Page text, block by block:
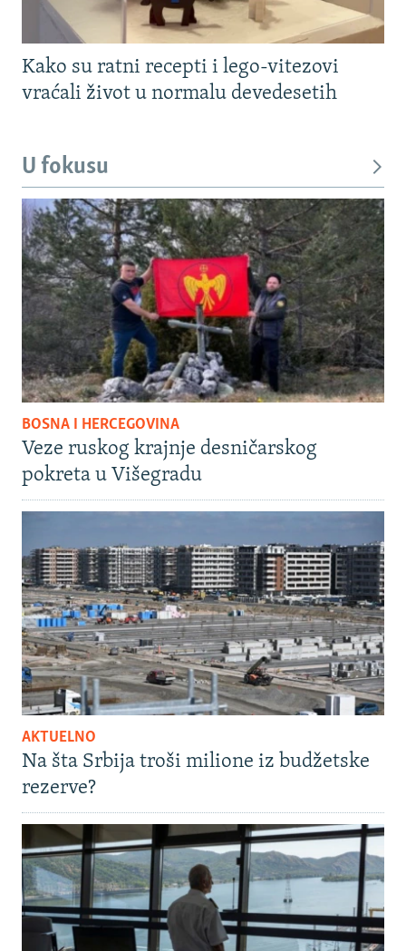
Kako su ratni recepti i lego-vitezovi
vraćali život u normalu devedesetih
U fokusu
BOSNA I HERCEGOVINA
Veze ruskog krajnje desničarskog
pokreta u Višegradu
AKTUELNO
Na šta Srbija troši milione iz budžetske
rezerve?